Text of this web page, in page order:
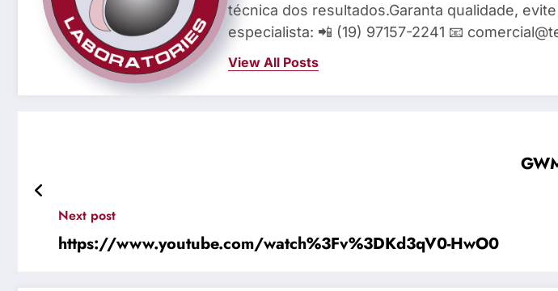
técnica dos resultados.Garanta qualidade,
especialista: 📲 (19) 97157-2241 📧
View All Posts
Next post
https://www.youtube.com/watch%3Fv%3DKd3qV0-HwO0